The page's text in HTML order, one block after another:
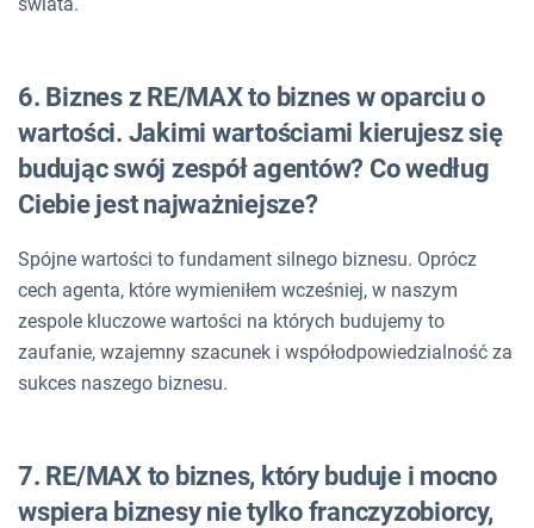
6. Biznes z RE/MAX to biznes w oparciu o
wartości. Jakimi wartościami kierujesz się
budując swój zespół agentów? Co według
Ciebie jest najważniejsze?
Spójne wartości to fundament silnego biznesu. Oprócz
cech agenta, które wymieniłem wcześniej, w naszym
zespole kluczowe wartości na których budujemy to
zaufanie, wzajemny szacunek i współodpowiedzialność za
sukces naszego biznesu.
7. RE/MAX to biznes, który buduje i mocno
wspiera biznesy nie tylko franczyzobiorcy,